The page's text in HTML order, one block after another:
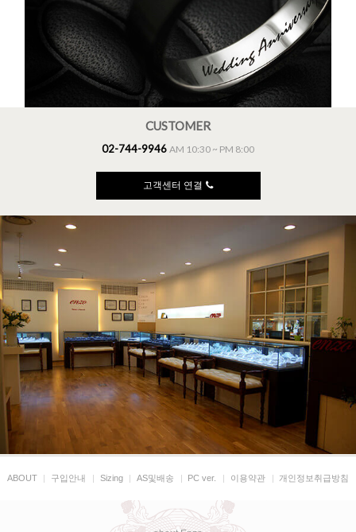
CUSTOMER
02-744-9946 AM 10:30 ~ PM 8:00
고객센터 연결
ABOUT | 구입안내 | Sizing | AS및배송 | PC ver. | 이용약관 | 개인정보취급방침